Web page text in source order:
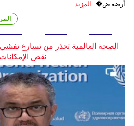
أرضه ض�... المزيد
الصحة العالمية تحذر من تسارع
نقص الإمكانات